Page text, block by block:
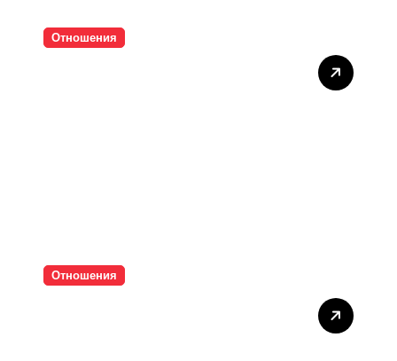
Отношения
Отношения